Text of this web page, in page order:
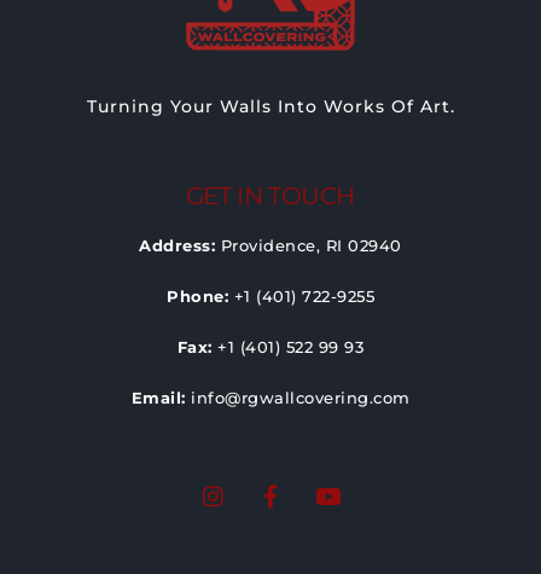
Turning Your Walls Into Works Of Art.
GET IN TOUCH
Address: Providence, RI 02940
Phone: +1 (401) 722-9255
Fax: +1 (401) 522 99 93
Email: info@rgwallcovering.com